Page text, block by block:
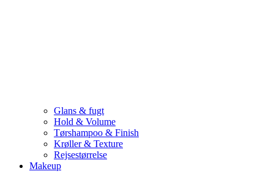
Glans & fugt
Hold & Volume
Tørshampoo & Finish
Krøller & Texture
Rejsestørrelse
Makeup